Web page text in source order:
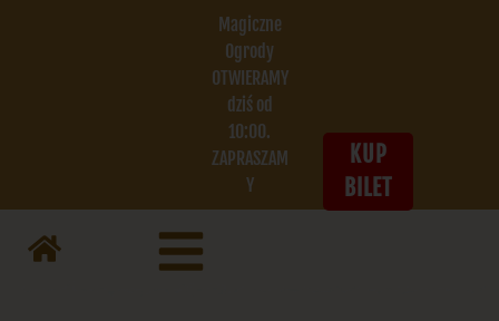
Magiczne
Ogrody
OTWIERAMY
dziś od
10:00.
ZAPRASZAM
Y
KUP
BILET